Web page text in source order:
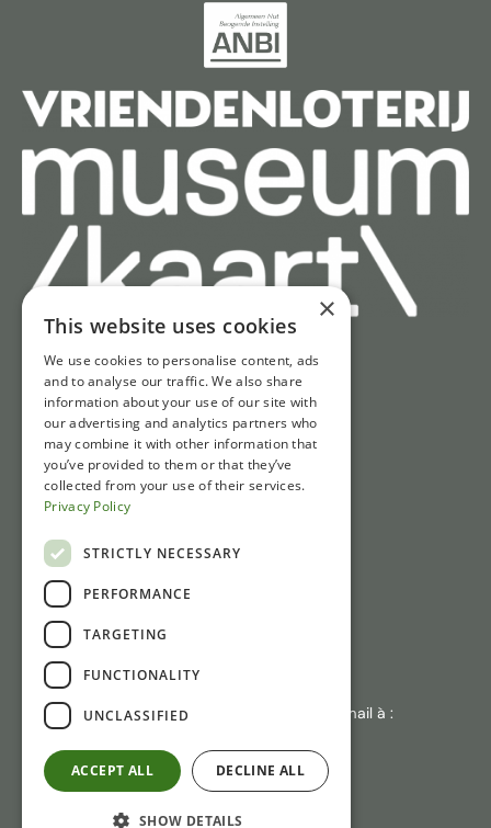
Liens rapides
Horaires d'ouverture
IAccès et Parking
Actualités
Contact
Gasthuisstraat 1
6981 CP Doesburg
+31 (0)313 471410
En cas d'absence de réponse : envoyez un e-mail à :
×
This website uses cookies
We use cookies to personalise content, ads
and to analyse our traffic. We also share
information about your use of our site with
our advertising and analytics partners who
may combine it with other information that
you’ve provided to them or that they’ve
collected from your use of their services.
Privacy Policy
STRICTLY NECESSARY
PERFORMANCE
TARGETING
FUNCTIONALITY
UNCLASSIFIED
ACCEPT ALL DECLINE ALL
SHOW DETAILS